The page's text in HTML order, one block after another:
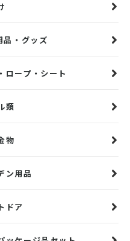
品・グッズ
ロープ・シート
類
物
ン用品
ドア